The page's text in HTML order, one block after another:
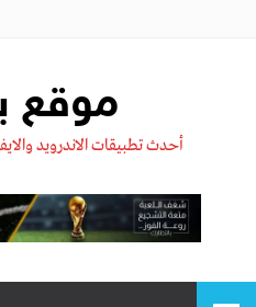
موقع
أحدث تطبيقات الاندرويد